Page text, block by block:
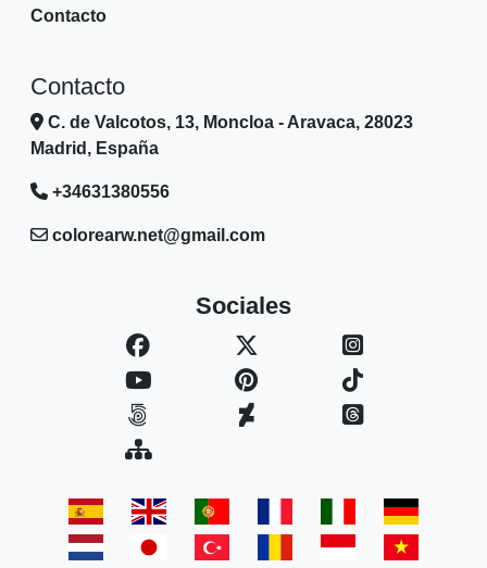
Contacto
Contacto
C. de Valcotos, 13, Moncloa - Aravaca, 28023
Madrid, España
+34631380556
colorearw.net@gmail.com
Sociales